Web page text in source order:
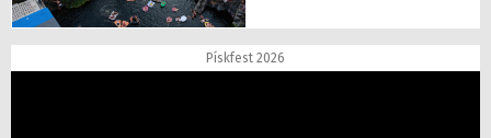
Pískfest 2026